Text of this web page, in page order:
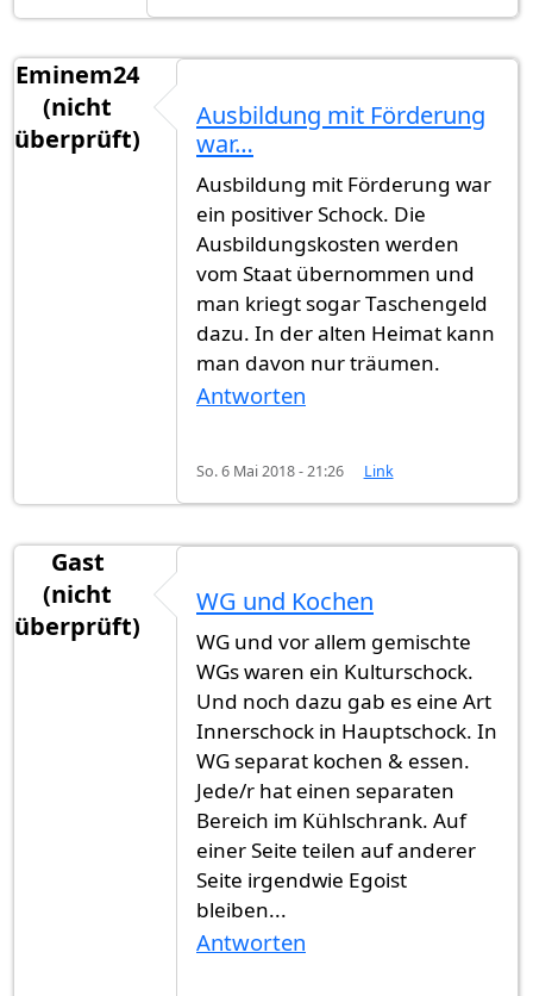
Eminem24
(nicht
überprüft)
Ausbildung mit Förderung
war…
Ausbildung mit Förderung war
ein positiver Schock. Die
Ausbildungskosten werden
vom Staat übernommen und
man kriegt sogar Taschengeld
dazu. In der alten Heimat kann
man davon nur träumen.
Antworten
So. 6 Mai 2018 - 21:26 Link
Gast
(nicht
überprüft)
WG und Kochen
WG und vor allem gemischte
WGs waren ein Kulturschock.
Und noch dazu gab es eine Art
Innerschock in Hauptschock. In
WG separat kochen & essen.
Jede/r hat einen separaten
Bereich im Kühlschrank. Auf
einer Seite teilen auf anderer
Seite irgendwie Egoist
bleiben...
Antworten